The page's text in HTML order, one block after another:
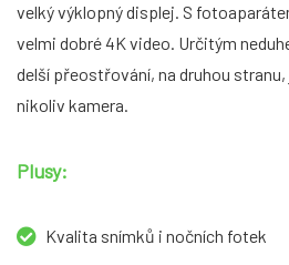
velký výklopný displej. S
velmi dobré 4K video. Určitým
delší přeostřování, na druhou
nikoliv kamera.
Plusy:
Kvalita snímků i nočních fotek